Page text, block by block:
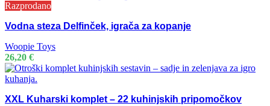
Razprodano
Vodna steza Delfinček, igrača za kopanje
Woopie Toys
26,20 €
XXL Kuharski komplet – 22 kuhinjskih pripomočkov